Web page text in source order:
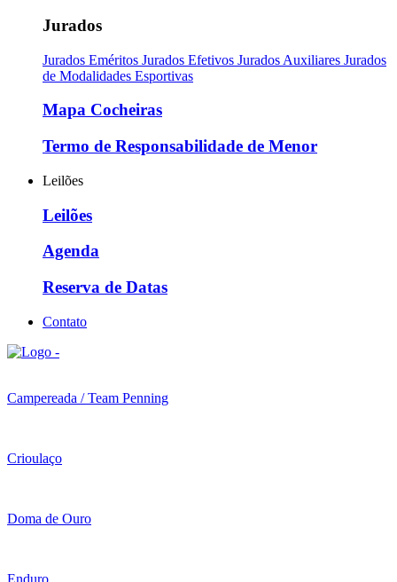
Jurados
Jurados Eméritos Jurados Efetivos Jurados Auxiliares Jurados
de Modalidades Esportivas
Mapa Cocheiras
Termo de Responsabilidade de Menor
Leilões
Leilões
Agenda
Reserva de Datas
Contato
Campereada / Team Penning
Crioulaço
Doma de Ouro
Enduro